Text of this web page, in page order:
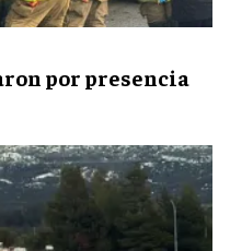
por presencia